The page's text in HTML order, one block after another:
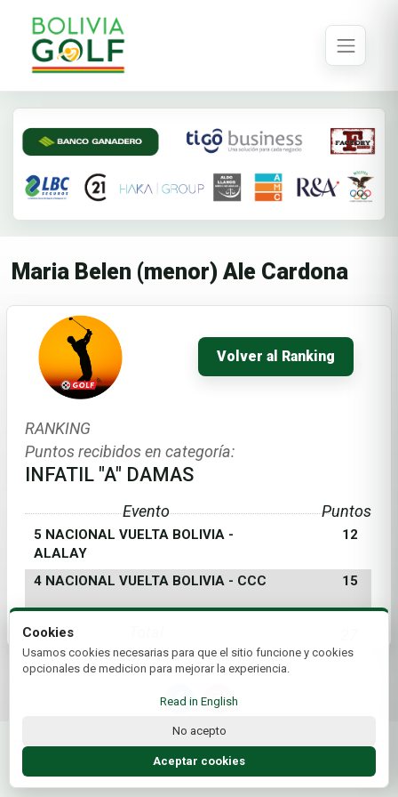
Maria Belen (menor) Ale Cardona
Volver al Ranking
RANKING
Puntos recibidos en categoría:
INFATIL "A" DAMAS
Evento Puntos
5 NACIONAL VUELTA BOLIVIA -
ALALAY
12
4 NACIONAL VUELTA BOLIVIA - CCC 15
© 2026 Federación Boliviana de Golf | by Plus+Golf
Website powered byPlus+Golf
Cookies
Usamos cookies necesarias para que el sitio funcione y cookies
opcionales de medicion para mejorar la experiencia.
Read in English
No acepto
Aceptar cookies